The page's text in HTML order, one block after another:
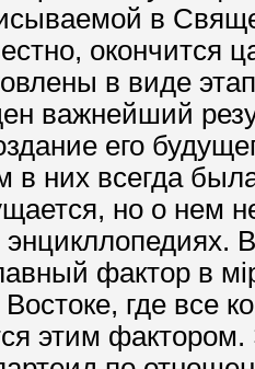
в
окончится
в виде
важнейший
его
в них всегда
но о нем
энцикллопедиях.
фактор в
где все
этим